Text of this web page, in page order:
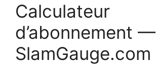
Calculateur
d’abonnement —
SlamGauge.com